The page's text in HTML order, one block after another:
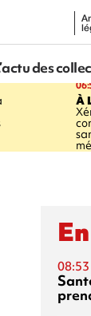
des
À
08:53